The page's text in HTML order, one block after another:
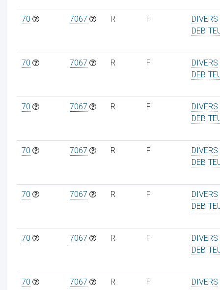
70 7067 R F
DIVERS
70 7067 R F
DIVERS
70 7067 R F
DIVERS
70 7067 R F
DIVERS
70 7067 R F
DIVERS
70 7067 R F
DIVERS
70 7067 R F
DIVERS